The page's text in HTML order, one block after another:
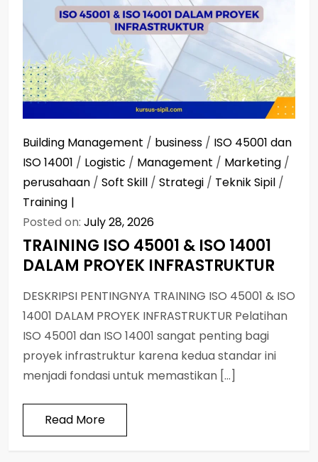
Building Management / business / ISO 45001 dan
ISO 14001 / Logistic / Management / Marketing /
perusahaan / Soft Skill / Strategi / Teknik Sipil /
Training
Posted on: July 28, 2026
TRAINING ISO 45001 & ISO 14001
DALAM PROYEK INFRASTRUKTUR
DESKRIPSI PENTINGNYA TRAINING ISO 45001 & ISO
14001 DALAM PROYEK INFRASTRUKTUR Pelatihan
ISO 45001 dan ISO 14001 sangat penting bagi
proyek infrastruktur karena kedua standar ini
menjadi fondasi untuk memastikan […]
Read More